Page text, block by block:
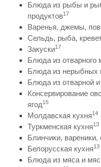
Блюда из рыбы и
продуктов17
Варенья, джемы,
Сельдь, рыба,
Закуски17
Блюда из отварного
Блюда из нерыбных
Блюда из отварной
Консервирование
ягод15
Молдавская кухня14
Туркменская кухня13
Блинчики, вареники,
Белорусская кухня13
Блюда из мяса и